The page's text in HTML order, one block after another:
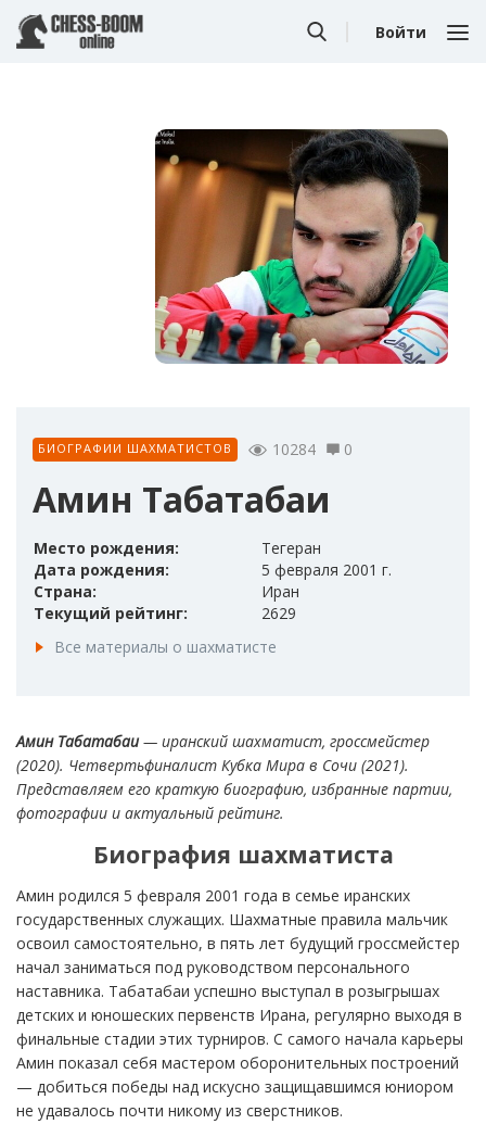
Войти
БИОГРАФИИ ШАХМАТИСТОВ 10284 0
Амин Табатабаи
Место рождения:
Тегеран
Дата рождения:
5 февраля 2001 г.
Страна:
Иран
Текущий рейтинг:
2629
Все материалы о шахматисте
Амин Табатабаи— иранский шахматист, гроссмейстер
(2020). Четвертьфиналист Кубка Мира в Сочи (2021).
Представляем его краткую биографию, избранные партии,
фотографии и актуальный рейтинг.
Биография шахматиста
Амин родился 5 февраля 2001 года в семье иранских
государственных служащих. Шахматные правила мальчик
освоил самостоятельно, в пять лет будущий гроссмейстер
начал заниматься под руководством персонального
наставника. Табатабаи успешно выступал в розыгрышах
детских и юношеских первенств Ирана, регулярно выходя в
финальные стадии этих турниров. С самого начала карьеры
Амин показал себя мастером оборонительных построений
— добиться победы над искусно защищавшимся юниором
не удавалось почти никому из сверстников.